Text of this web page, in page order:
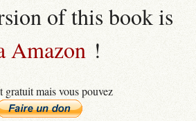
of this book is
Amazon !
gratuit mais vous pouvez